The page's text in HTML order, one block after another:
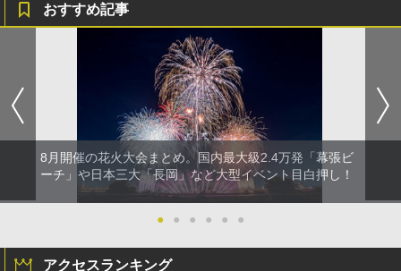
おすすめ記事
8月開催の花火大会まとめ。国内最大級2.4万発「幕張ビ
ーチ」や日本三大「長岡」など大型イベント目白押し！
● ● ● ● ● ●
アクセスランキング